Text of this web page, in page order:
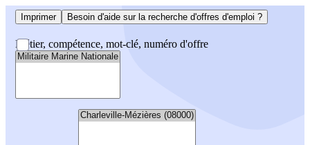
Imprimer Besoin d'aide sur la recherche d'offres d'emploi ?
Métier, compétence, mot-clé, numéro d'offre